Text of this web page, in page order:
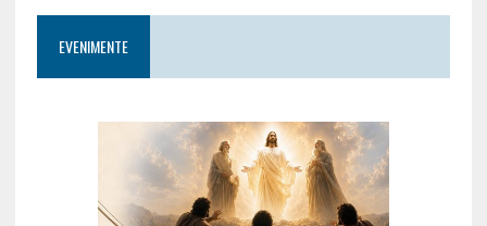
EVENIMENTE